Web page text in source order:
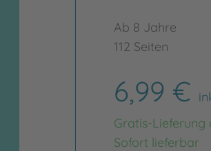
Ab 8 Jahre
112 Seiten
6,99 €
Gratis-Lieferung
Sofort lieferbar